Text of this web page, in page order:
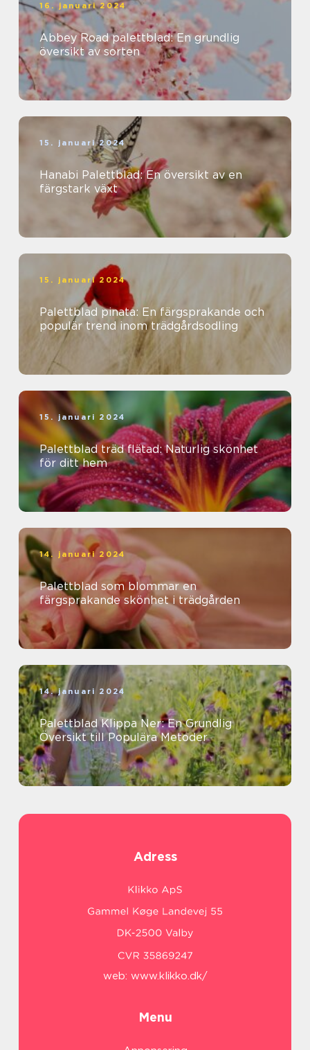
16. januari 2024
Abbey Road palettblad: En grundlig
översikt av sorten
15. januari 2024
Hanabi Palettblad: En översikt av en
färgstark växt
15. januari 2024
Palettblad pinata: En färgsprakande och
populär trend inom trädgårdsodling
15. januari 2024
Palettblad träd flätad: Naturlig skönhet
för ditt hem
14. januari 2024
Palettblad som blommar en
färgsprakande skönhet i trädgården
14. januari 2024
Palettblad Klippa Ner: En Grundlig
Översikt till Populära Metoder
Adress
web: www.klikko.dk/
Menu